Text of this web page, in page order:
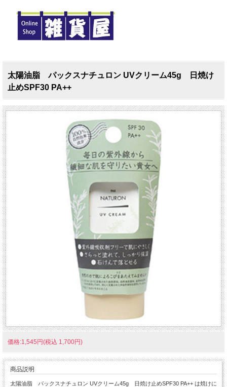
太陽油脂 パックスナチュロン UVクリーム45g 日焼け
止めSPF30 PA++
価格:1,545円(税込 1,700円)
商品説明
太陽油脂 パックスナチュロン UVクリーム45g 日焼け止めSPF30 PA++ は焼けに